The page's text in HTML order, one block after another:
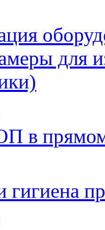
для
в
гигиена